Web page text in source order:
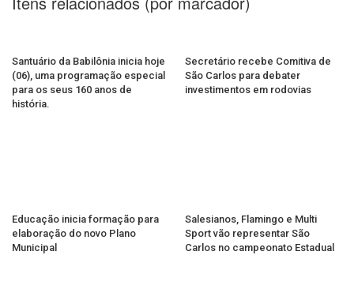
Santuário da Babilônia inicia hoje
(06), uma programação especial
para os seus 160 anos de
história.
Secretário recebe Comitiva de
São Carlos para debater
investimentos em rodovias
Educação inicia formação para
elaboração do novo Plano
Municipal
Salesianos, Flamingo e Multi
Sport vão representar São
Carlos no campeonato Estadual